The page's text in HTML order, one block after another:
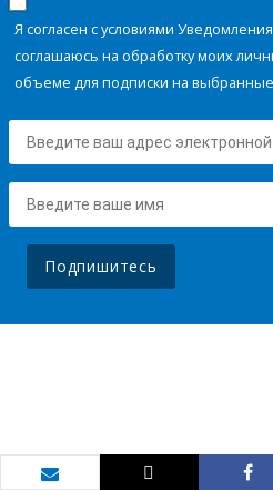
Я согласен с условиями
соглашаюсь на обработку моих
объеме для подписки на
Подпишитесь